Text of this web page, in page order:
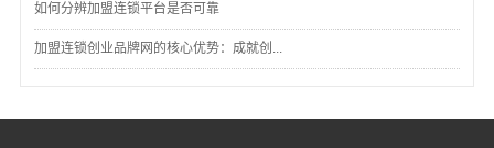
如何分辨加盟连锁平台是否可靠
加盟连锁创业品牌网的核心优势：成就创...